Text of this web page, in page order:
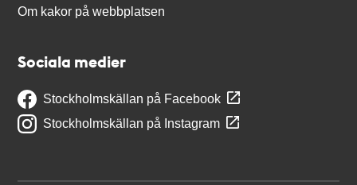
Om kakor på webbplatsen
Sociala medier
Stockholmskällan på Facebook
Stockholmskällan på Instagram